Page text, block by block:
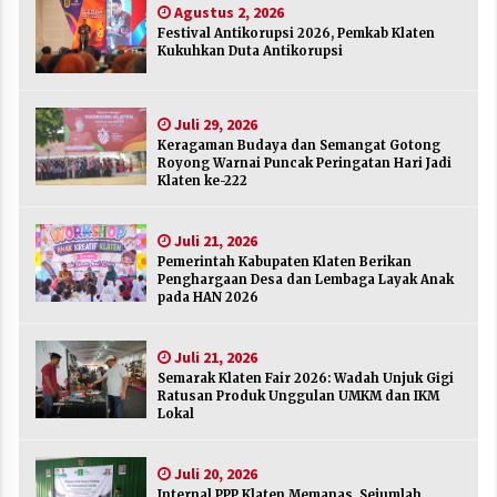
Agustus 2, 2026
Juli 29, 2026
Pemerintah Kabupaten Klaten Berikan
Juli 21, 2026
Semarak Klaten Fair 2026: Wadah Unjuk Gigi
Ratusan Produk Unggulan UMKM dan IKM
Internal PPP Klaten Memanas, Sejumlah Ketua
PAC Nyatakan Mundur Massal
Merayakan Sekolah sebagai Rumah Kedua
Agustus 2, 2026
Festival Antikorupsi 2026, Pemkab Klaten
Kukuhkan Duta Antikorupsi
Juli 29, 2026
Keragaman Budaya dan Semangat Gotong
Royong Warnai Puncak Peringatan Hari Jadi
Klaten ke-222
Juli 21, 2026
Pemerintah Kabupaten Klaten Berikan
Penghargaan Desa dan Lembaga Layak Anak
pada HAN 2026
Juli 21, 2026
Semarak Klaten Fair 2026: Wadah Unjuk Gigi
Ratusan Produk Unggulan UMKM dan IKM
Lokal
Juli 20, 2026